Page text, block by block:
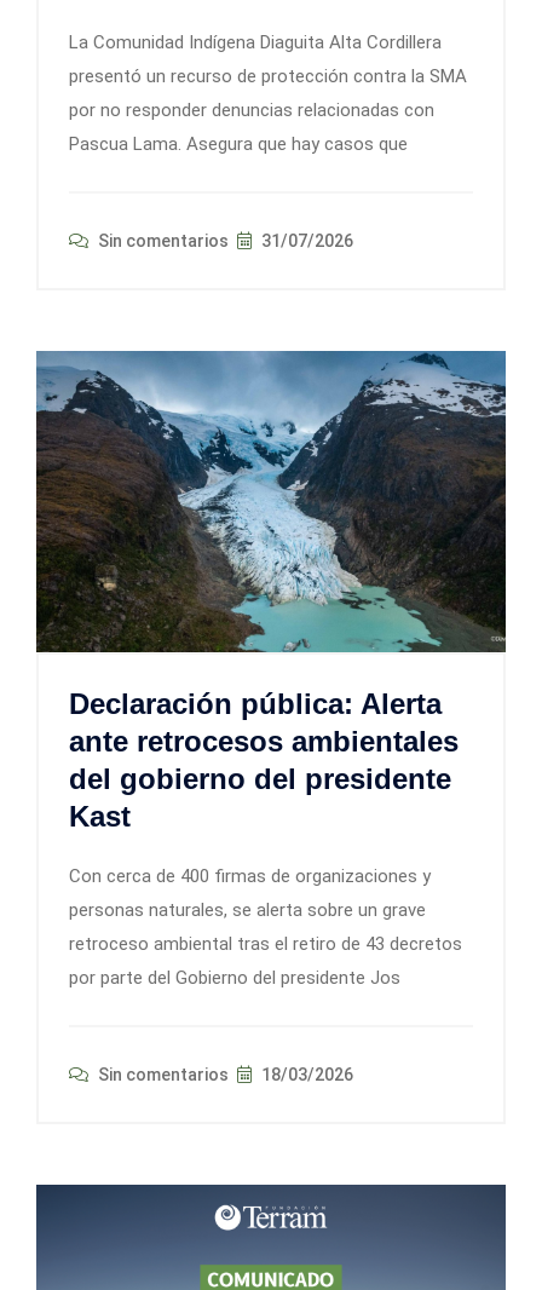
La Comunidad Indígena Diaguita Alta Cordillera
presentó un recurso de protección contra la SMA
por no responder denuncias relacionadas con
Pascua Lama. Asegura que hay casos que
Sin comentarios 31/07/2026
Declaración pública: Alerta
ante retrocesos ambientales
del gobierno del presidente
Kast
Con cerca de 400 firmas de organizaciones y
personas naturales, se alerta sobre un grave
retroceso ambiental tras el retiro de 43 decretos
por parte del Gobierno del presidente Jos
Sin comentarios 18/03/2026